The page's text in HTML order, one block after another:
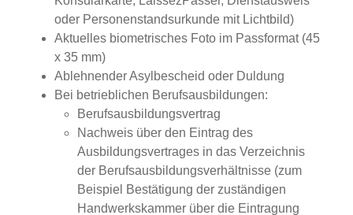
oder Personenstandsurkunde mit Lichtbild)
Aktuelles biometrisches Foto im Passformat (45
x 35 mm)
Ablehnender Asylbescheid oder Duldung
Bei betrieblichen Berufsausbildungen:
Berufsausbildungsvertrag
Nachweis über den Eintrag des
Ausbildungsvertrages in das Verzeichnis
der Berufsausbildungsverhältnisse (zum
Beispiel Bestätigung der zuständigen
Handwerkskammer über die Eintragung